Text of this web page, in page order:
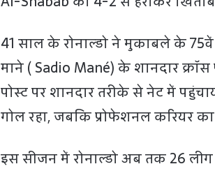
41 साल के रोनाल्डो ने मुकाबले के
माने ( Sadio Mané) के शानदार
पोस्ट पर शानदार तरीके से नेट में
गोल रहा, जबकि प्रोफेशनल करियर
इस सीजन में रोनाल्डो अब तक 26